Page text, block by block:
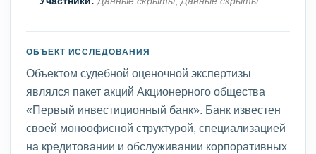
ОБЪЕКТ ИССЛЕДОВАНИЯ
Объектом судебной оценочной экспертизы
являлся пакет акций Акционерного общества
«Первый инвестиционный банк». Банк известен
своей моноофисной структурой, специализацией
на кредитовании и обслуживании корпоративных